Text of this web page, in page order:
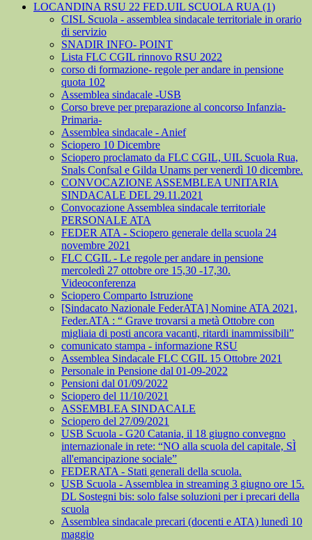
LOCANDINA RSU 22 FED.UIL SCUOLA RUA (1)
CISL Scuola - assemblea sindacale territoriale in orario
di servizio
SNADIR INFO- POINT
Lista FLC CGIL rinnovo RSU 2022
corso di formazione- regole per andare in pensione
quota 102
Assemblea sindacale -USB
Corso breve per preparazione al concorso Infanzia-
Primaria-
Assemblea sindacale - Anief
Sciopero 10 Dicembre
Sciopero proclamato da FLC CGIL, UIL Scuola Rua,
Snals Confsal e Gilda Unams per venerdì 10 dicembre.
CONVOCAZIONE ASSEMBLEA UNITARIA
SINDACALE DEL 29.11.2021
Convocazione Assemblea sindacale territoriale
PERSONALE ATA
FEDER ATA - Sciopero generale della scuola 24
novembre 2021
FLC CGIL - Le regole per andare in pensione
mercoledì 27 ottobre ore 15,30 -17,30.
Videoconferenza
Sciopero Comparto Istruzione
[Sindacato Nazionale FederATA] Nomine ATA 2021,
Feder.ATA : “ Grave trovarsi a metà Ottobre con
migliaia di posti ancora vacanti, ritardi inammissibili”
comunicato stampa - informazione RSU
Assemblea Sindacale FLC CGIL 15 Ottobre 2021
Personale in Pensione dal 01-09-2022
Pensioni dal 01/09/2022
Sciopero del 11/10/2021
ASSEMBLEA SINDACALE
Sciopero del 27/09/2021
USB Scuola - G20 Catania, il 18 giugno convegno
internazionale in rete: “NO alla scuola del capitale, SÌ
all'emancipazione sociale”
FEDERATA - Stati generali della scuola.
USB Scuola - Assemblea in streaming 3 giugno ore 15.
DL Sostegni bis: solo false soluzioni per i precari della
scuola
Assemblea sindacale precari (docenti e ATA) lunedì 10
maggio